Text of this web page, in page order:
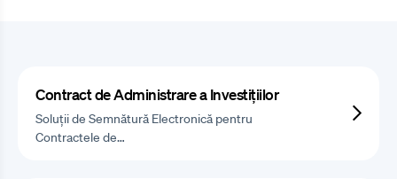
Contract de Administrare a Investițiilor
Soluții de Semnătură Electronică pentru
Contractele de…